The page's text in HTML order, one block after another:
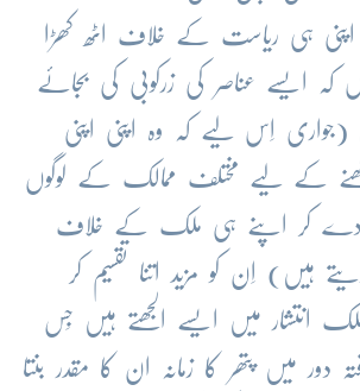
کر اپنی ہی ریاست کے خلاف اٹھ کھڑا
کہ ایسے عناصر کی زرکوبی کی بجائے
اِس لیے کہ وہ اپنی اپنی
کے لیے مختلف ممالک کے لوگوں
دے کر اپنے ہی ملک کے خلاف
ہیں) اِن کو مزید اتنا تقسیم کر
انتشار میں ایسے الجھتے ہیں جِس
میں پتھر کا زمانہ ان کا مقدر بنتا